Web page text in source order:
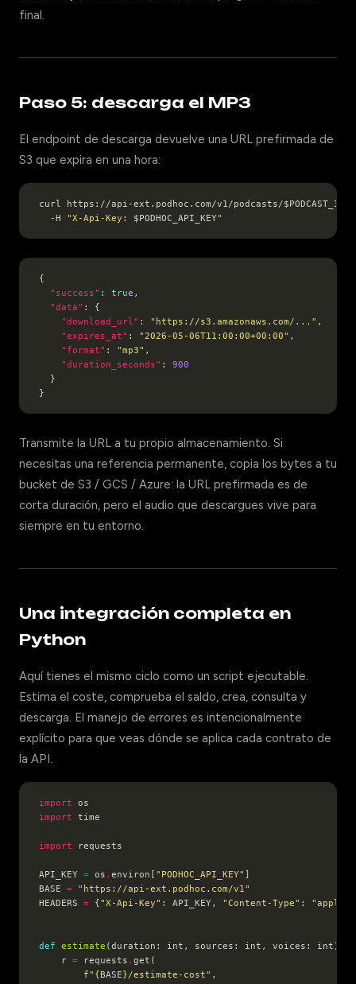
final.
Paso 5: descarga el MP3
El endpoint de descarga devuelve una URL prefirmada de
S3 que expira en una hora:
curl https://api-ext.podhoc.com/v1/podcasts/$PODCAST_ID/
  -H
"X-Api-Key: $PODHOC_API_KEY"
"success" : true
"data"
"download_url" : "https://s3.amazonaws.com/..."
"expires_at" : "2026-05-06T11:00:00+00:00"
"format" : "mp3"
"duration_seconds" : 900
Transmite la URL a tu propio almacenamiento. Si
necesitas una referencia permanente, copia los bytes a tu
bucket de S3 / GCS / Azure: la URL prefirmada es de
corta duración, pero el audio que descargues vive para
siempre en tu entorno.
Una integración completa en
Python
Aquí tienes el mismo ciclo como un script ejecutable.
Estima el coste, comprueba el saldo, crea, consulta y
descarga. El manejo de errores es intencionalmente
explícito para que veas dónde se aplica cada contrato de
la API.
import
import
import
API_KEY = os . environ[ "PODHOC_API_KEY"
BASE = "https://api-ext.podhoc.com/v1"
HEADERS = {"X-Api-Key" : API_KEY, "Content-Type" :
def estimate (duration: int, sources: int, voices: int)
    r
= requests .
f" {BASE}/estimate-cost"